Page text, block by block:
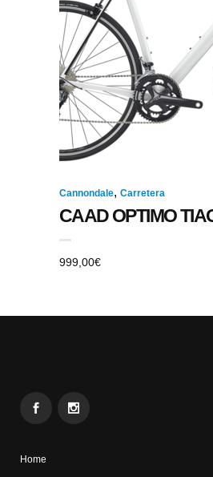
Cannondale, Carretera
CAAD OPTIMO
999,00€
Home